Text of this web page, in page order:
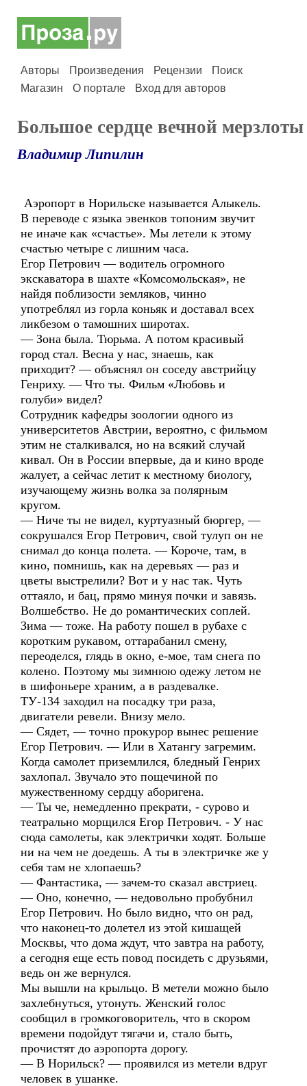
Авторы Произведения Рецензии
Поиск
Магазин
О портале Вход для авторов
Большое сердце вечной мерзлоты
Владимир Липилин
Аэропорт в Норильске называется Алыкель.
В переводе с языка эвенков топоним звучит
не иначе как «счастье». Мы летели к этому
счастью четыре с лишним часа.
Егор Петрович — водитель огромного
экскаватора в шахте «Комсомольская», не
найдя поблизости земляков, чинно
употреблял из горла коньяк и доставал всех
ликбезом о тамошних широтах.
— Зона была. Тюрьма. А потом красивый
город стал. Весна у нас, знаешь, как
приходит? — объяснял он соседу австрийцу
Генриху. — Что ты. Фильм «Любовь и
голуби» видел?
Сотрудник кафедры зоологии одного из
университетов Австрии, вероятно, с фильмом
этим не сталкивался, но на всякий случай
кивал. Он в России впервые, да и кино вроде
жалует, а сейчас летит к местному биологу,
изучающему жизнь волка за полярным
кругом.
— Ниче ты не видел, куртуазный бюргер, —
сокрушался Егор Петрович, свой тулуп он не
снимал до конца полета. — Короче, там, в
кино, помнишь, как на деревьях — раз и
цветы выстрелили? Вот и у нас так. Чуть
оттаяло, и бац, прямо минуя почки и завязь.
Волшебство. Не до романтических соплей.
Зима — тоже. На работу пошел в рубахе с
коротким рукавом, оттарабанил смену,
переоделся, глядь в окно, е-мое, там снега по
колено. Поэтому мы зимнюю одежу летом не
в шифоньере храним, а в раздевалке.
ТУ-134 заходил на посадку три раза,
двигатели ревели. Внизу мело.
— Сядет, — точно прокурор вынес решение
Егор Петрович. — Или в Хатангу загремим.
Когда самолет приземлился, бледный Генрих
захлопал. Звучало это пощечиной по
мужественному сердцу аборигена.
— Ты че, немедленно прекрати, - сурово и
театрально морщился Егор Петрович. - У нас
сюда самолеты, как электрички ходят. Больше
ни на чем не доедешь. А ты в электричке же у
себя там не хлопаешь?
— Фантастика, — зачем-то сказал австриец.
— Оно, конечно, — недовольно пробубнил
Егор Петрович. Но было видно, что он рад,
что наконец-то долетел из этой кишащей
Москвы, что дома ждут, что завтра на работу,
а сегодня еще есть повод посидеть с друзьями,
ведь он же вернулся.
Мы вышли на крыльцо. В метели можно было
захлебнуться, утонуть. Женский голос
сообщил в громкоговоритель, что в скором
времени подойдут тягачи и, стало быть,
прочистят до аэропорта дорогу.
— В Норильск? — проявился из метели вдруг
человек в ушанке.